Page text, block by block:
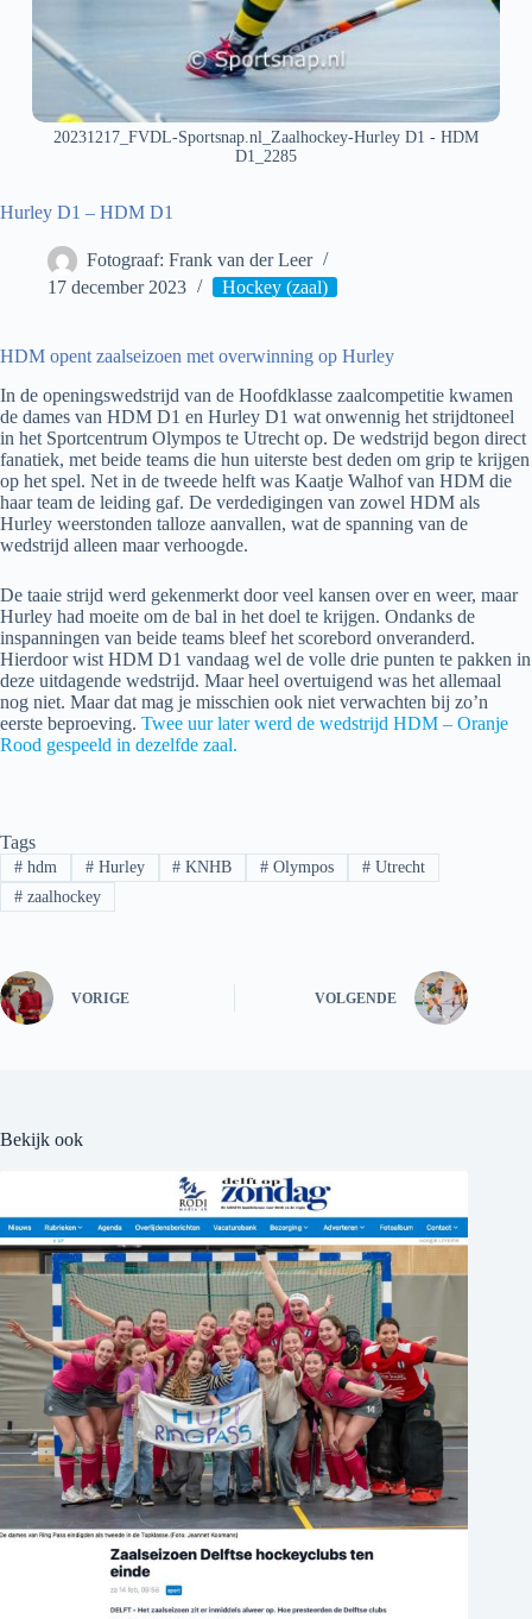
20231217_FVDL-Sportsnap.nl_Zaalhockey-Hurley D1 - HDM
D1_2285
Hurley D1 – HDM D1
Fotograaf: Frank van der Leer
17 december 2023
Hockey (zaal)
HDM opent zaalseizoen met overwinning op Hurley
In de openingswedstrijd van de Hoofdklasse zaalcompetitie kwamen
de dames van HDM D1 en Hurley D1 wat onwennig het strijdtoneel
in het Sportcentrum Olympos te Utrecht op. De wedstrijd begon direct
fanatiek, met beide teams die hun uiterste best deden om grip te krijgen
op het spel. Net in de tweede helft was Kaatje Walhof van HDM die
haar team de leiding gaf. De verdedigingen van zowel HDM als
Hurley weerstonden talloze aanvallen, wat de spanning van de
wedstrijd alleen maar verhoogde.
De taaie strijd werd gekenmerkt door veel kansen over en weer, maar
Hurley had moeite om de bal in het doel te krijgen. Ondanks de
inspanningen van beide teams bleef het scorebord onveranderd.
Hierdoor wist HDM D1 vandaag wel de volle drie punten te pakken in
deze uitdagende wedstrijd. Maar heel overtuigend was het allemaal
nog niet. Maar dat mag je misschien ook niet verwachten bij zo’n
eerste beproeving. Twee uur later werd de wedstrijd HDM – Oranje
Rood gespeeld in dezelfde zaal.
Tags
#hdm #Hurley # KNHB # Olympos # Utrecht
#zaalhockey
VORIGE VOLGENDE
Bekijk ook